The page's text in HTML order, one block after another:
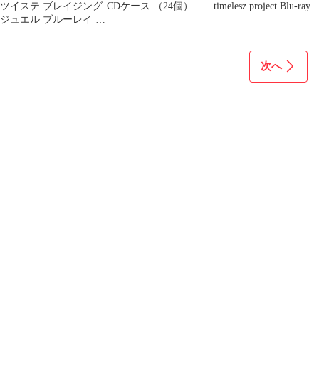
ツイステ ブレイジング
ジュエル ブルーレイ イ
CDケース （24個） timelesz project Blu-ray
次へ